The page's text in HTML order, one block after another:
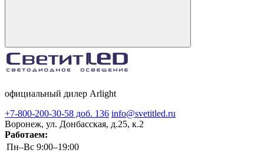
официальный дилер Arlight
+7-800-200-30-58 доб. 136 info@svetitled.ru
Воронеж, ул. Донбасская, д.25, к.2
Работаем:
Пн–Вс 9:00–19:00